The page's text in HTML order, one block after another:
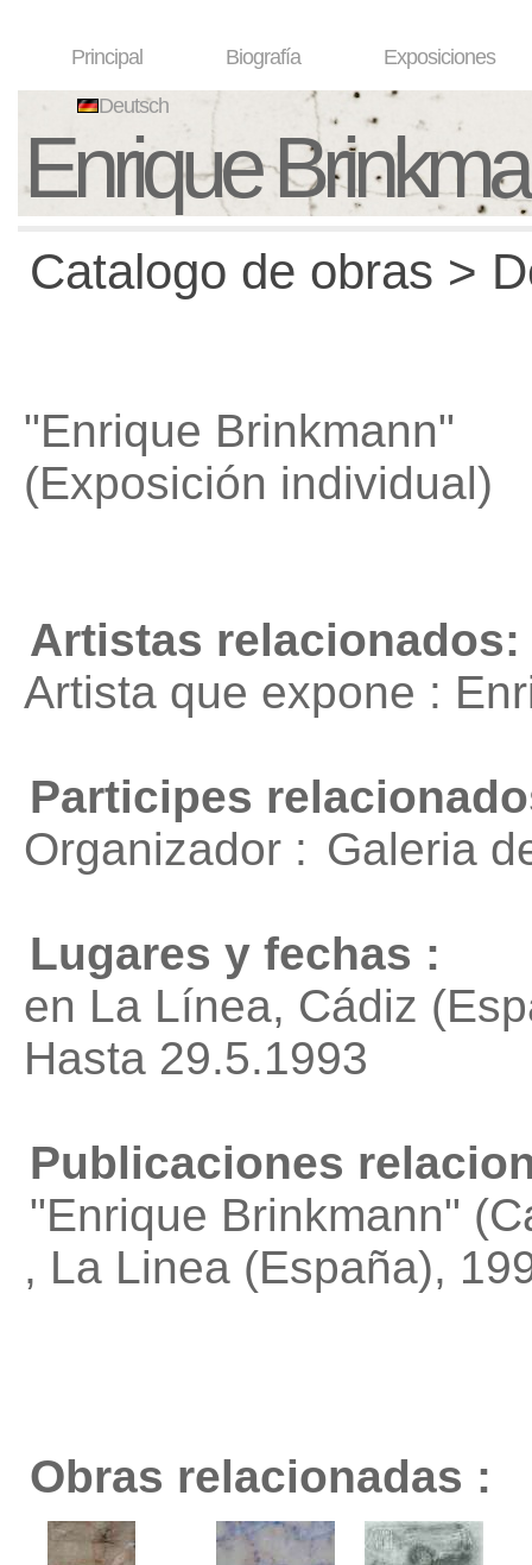
Principal Biografía Exposiciones
Deutsch
Enrique
Catalogo de obras >
"Enrique Brinkmann"
(Exposición individual)
Artistas relacionados:
Artista que expone :
Participes
Organizador : Galeria
Lugares y fechas :
en La Línea, Cádiz
Hasta 29.5.1993
Publicaciones
"Enrique Brinkmann"
, La Linea (España),
Obras relacionadas :